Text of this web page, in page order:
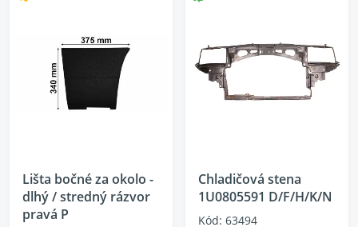
Lišta bočné za okolo -
dlhý / stredný rázvor
pravá P
Chladičová stena
1U0805591 D/F/H/K/N
Kód: 63494